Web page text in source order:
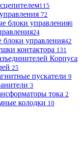
115
72
блоки управления6
24
блоки управления42
контактора 131
Корпуса
25
пускатели 9
3
тока 2
колодки 10